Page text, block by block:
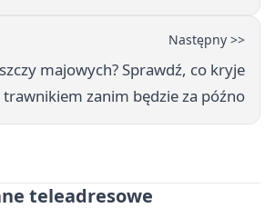
Następny >>
majowych? Sprawdź, co kryje
trawnikiem zanim będzie za późno
teleadresowe